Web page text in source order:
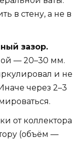
в стену, а не в
зазор.
— 20–30 мм.
и не
через 2–3
от коллектора
(объём —